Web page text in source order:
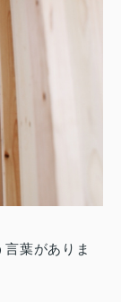
葉がありま